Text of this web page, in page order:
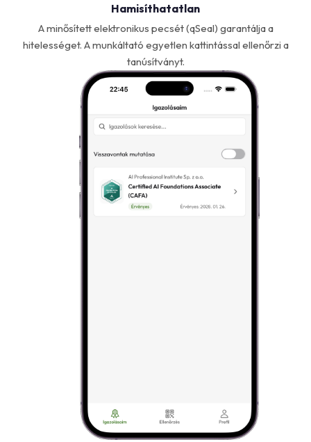
Hamisíthatatlan
A minősített elektronikus pecsét (qSeal) garantálja a
hitelességet. A munkáltató egyetlen kattintással ellenőrzi a
tanúsítványt.